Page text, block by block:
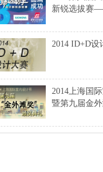
新锐选拔赛
2014 ID+D设
2014上海国
暨第九届金